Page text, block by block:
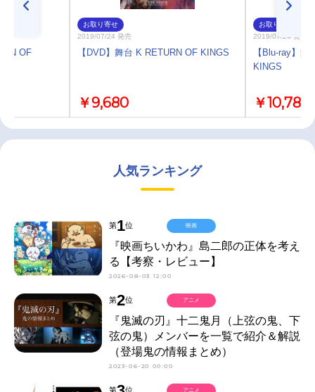
OF
お取り寄せ
2019/07/24 発売
【DVD】舞台 K RETURN OF KINGS
￥9,680
お取り寄せ
2019/07/24 発売
【Blu-ray】
KINGS
￥10,780
人気ランキング
第1位
『映画ちいかわ』島二郎の正体を考え
る【考察・レビュー】
2026-08-03 12:00
映画
第2位
『鬼滅の刃』十二鬼月（上弦の鬼、下
弦の鬼）メンバーを一覧で紹介＆解説
（登場鬼の情報まとめ）
2023-06-20 00:00
アニメ
第 位 アニメ